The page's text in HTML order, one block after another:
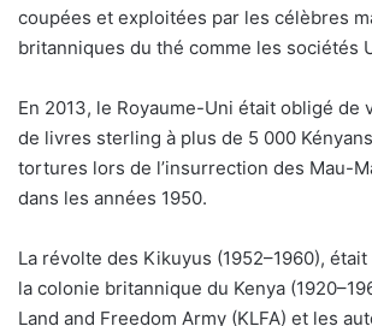
coupées et exploitées par les célèbres
britanniques du thé comme les sociétés
En 2013, le Royaume-Uni était obligé de
de livres sterling à plus de 5 000
tortures lors de l’insurrection des Mau-
dans les années 1950.
La révolte des Kikuyus (1952–1960),
la colonie britannique du Kenya
Land and Freedom Army (KLFA) et les